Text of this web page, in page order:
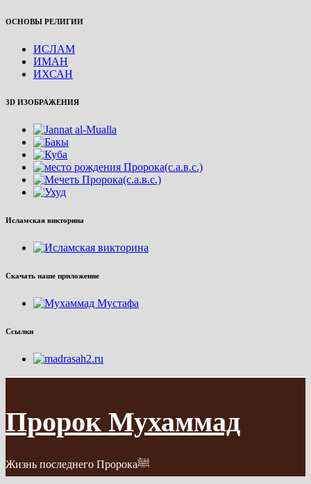
ОСНОВЫ РЕЛИГИИ
ИСЛАМ
ИМАН
ИХСАН
3D ИЗОБРАЖЕНИЯ
Исламская викторина
Скачать наше приложение
Ссылки
Пророк Мухаммад
Жизнь последнего Пророкаﷺ